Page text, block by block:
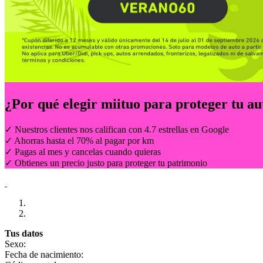
¿Por qué elegir miituo para proteger tu
✓ Nuestros clientes nos califican con 4.7 estrellas en Google
✓ Ahorras hasta el 70% al pagar por km
✓ Pagas al mes y cancelas cuando quieras
✓ Obtienes un precio justo para proteger tu patrimonio
Tus datos
Sexo:
Fecha de nacimiento: